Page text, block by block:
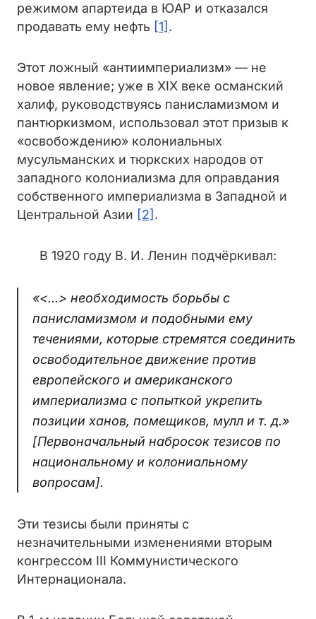
режимом апартеида в ЮАР и отказался
продавать ему нефть [1] .
Этот ложный «антиимпериализм» — не
новое явление; уже в XIX веке османский
халиф, руководствуясь панисламизмом и
пантюркизмом, использовал этот призыв к
«освобождению» колониальных
мусульманских и тюркских народов от
западного колониализма для оправдания
собственного империализма в Западной и
Центральной Азии [2] .
В 1920 году В. И. Ленин подчёркивал:
«<...> необходимость борьбы с
панисламизмом и подобными ему
течениями, которые стремятся соединить
освободительное движение против
европейского и американского
империализма с попыткой укрепить
позиции ханов, помещиков, мулл и т. д.»
[Первоначальный набросок тезисов по
национальному и колониальному
вопросам].
Эти тезисы были приняты с
незначительными изменениями вторым
конгрессом III Коммунистического
Интернационала.